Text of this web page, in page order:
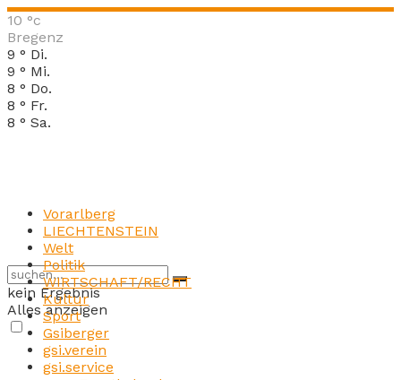
10 °c
Bregenz
9 ° Di.
9 ° Mi.
8 ° Do.
8 ° Fr.
8 ° Sa.
kein Ergebnis
Alles anzeigen
Vorarlberg
LIECHTENSTEIN
Welt
Politik
WIRTSCHAFT/RECHT
Kultur
Sport
Gsiberger
gsi.verein
gsi.service